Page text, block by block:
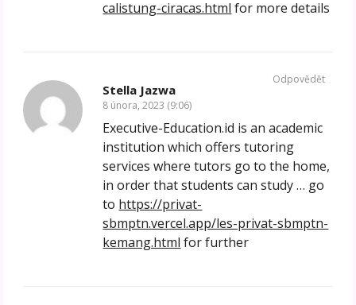
calistung-ciracas.html for more details
Stella Jazwa
8 února, 2023 (9:06)
Executive-Education.id is an academic
institution which offers tutoring
services where tutors go to the home,
in order that students can study … go
to https://privat-
sbmptn.vercel.app/les-privat-sbmptn-
kemang.html for further
Odpovědět